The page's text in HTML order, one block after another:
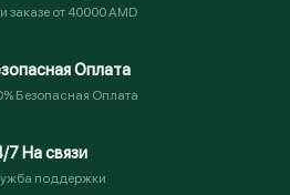
заказе от 40000 AMD
Оплата
Безопасная Оплата
7 На связи
поддержки